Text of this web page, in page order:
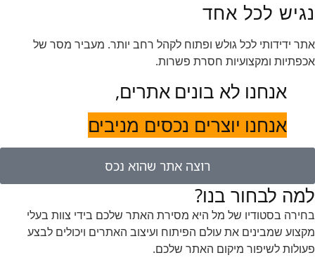
נגיש לכל אחד
אתר ידידותי לכל גולש ופתוח לקהל רחב יותר. מעביר מסר של
אכפתיות ומקצועיות חסרת פשרות.
אנחנו לא בונים אתרים,
אנחנו יוצרים נכסים מניבים
רוצה אתר שהוא נכס
למה לבחור בנו?
בחירה בסטודיו של מל היא מסירת האתר שלכם בידי צוות בעלי
מקצוע שמבינים את עולם הפיתוח ועיצוב האתרים ויכולים לבצע
פעולות לשיפור מיקום האתר שלכם.